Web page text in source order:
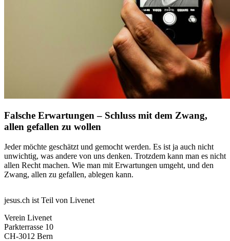
Falsche Erwartungen – Schluss mit dem Zwang,
allen gefallen zu wollen
Jeder möchte geschätzt und gemocht werden. Es ist ja auch nicht
unwichtig, was andere von uns denken. Trotzdem kann man es nicht
allen Recht machen. Wie man mit Erwartungen umgeht, und den
Zwang, allen zu gefallen, ablegen kann.
jesus.ch ist Teil von Livenet
Verein Livenet
Parkterrasse 10
CH-3012 Bern